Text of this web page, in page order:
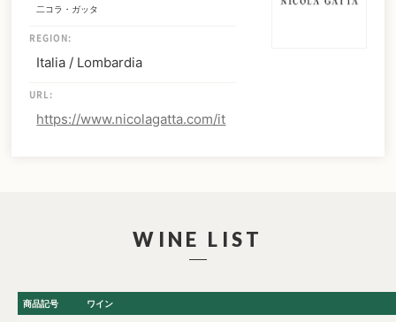
二コラ・ガッタ
REGION:
Italia / Lombardia
URL:
https://www.nicolagatta.com/it
WINE LIST
商品記号 ワイン